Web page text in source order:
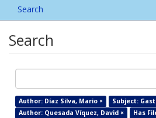
Search
Search
Author: Díaz Silva, Mario ×
Subject:
Author: Quesada Víquez, David ×
Has